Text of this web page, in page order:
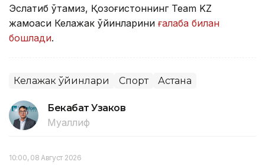
Эслатиб ўтамиз, Қозоғистоннинг Team KZ
жамоаси Келажак ўйинларини ғалаба билан
бошлади.
Келажак ўйинлари Спорт Астана
Бекабат Узаков
Муаллиф
10:00, 08 Август 2026